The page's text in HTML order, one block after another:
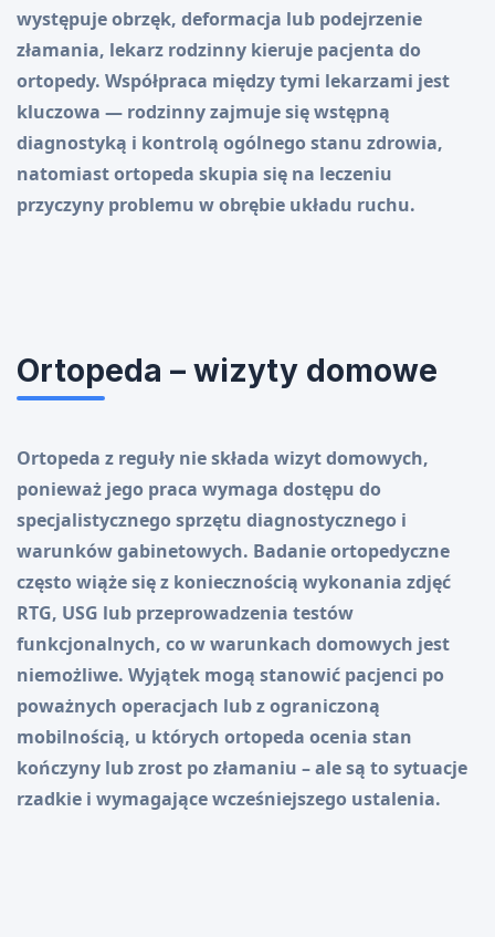
występuje obrzęk, deformacja lub podejrzenie
złamania, lekarz rodzinny kieruje pacjenta do
ortopedy. Współpraca między tymi lekarzami jest
kluczowa — rodzinny zajmuje się wstępną
diagnostyką i kontrolą ogólnego stanu zdrowia,
natomiast ortopeda skupia się na leczeniu
przyczyny problemu w obrębie układu ruchu.
Ortopeda – wizyty domowe
Ortopeda z reguły nie składa wizyt domowych,
ponieważ jego praca wymaga dostępu do
specjalistycznego sprzętu diagnostycznego i
warunków gabinetowych. Badanie ortopedyczne
często wiąże się z koniecznością wykonania zdjęć
RTG, USG lub przeprowadzenia testów
funkcjonalnych, co w warunkach domowych jest
niemożliwe. Wyjątek mogą stanowić pacjenci po
poważnych operacjach lub z ograniczoną
mobilnością, u których ortopeda ocenia stan
kończyny lub zrost po złamaniu – ale są to sytuacje
rzadkie i wymagające wcześniejszego ustalenia.